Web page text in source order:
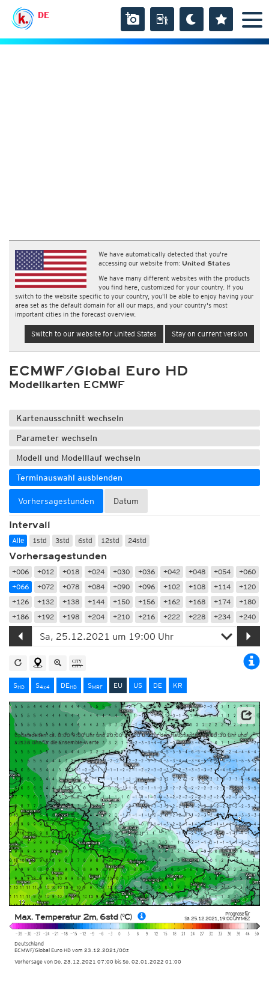
DE
We have automatically detected that you're
accessing our website from: United States
We have many different websites with the products
you find here, customized for your country. If you
switch to the website specific to your country, you'll be able to enjoy having your
area set as the default domain for all our maps, and your country's most
important cities in the forecast overview.
Switch to our website for United States Stay on current version
ECMWF/Global Euro HD
Modellkarten ECMWF
Kartenausschnitt wechseln
Parameter wechseln
Modell und Modelllauf wechseln
Terminauswahl ausblenden
Vorhersagestunden Datum
Intervall
Alle 1std 3std 6std 12std 24std
Vorhersagestunden
+006 +012 +018 +024 +030 +036 +042 +048 +054
+060
+066
+072 +078 +084 +090 +096 +102 +108 +114
+120
+126
+132 +138 +144 +150 +156 +162 +168 +174
+180
+186
+192 +198 +204 +210 +216 +222 +228 +234 +240
SHD S4x4 DEHD SMRF EU US DE KR
Prognose für
Sa. 25.12.2021,19:00 UhrMEZ
Deutschland
ECMWF/Global Euro HD vom 23.12.2021/00z
Max. Temperatur 2m, 6std (°C)
Updatezeiten: ca. 8:00-9:00 Uhr und 20:00-21:00 Uhr für den Hauptlauf sowie 10:30 Uhr und
22:30 Uhr für die Ensemble-Werte
Vorhersage von Do. 23.12.2021 07:00 bis So. 02.01.2022 01:00
Dieser Service basiert auf Daten und Produkten des Europäischen Zentrums für mittelfristige
Wettervorhersage (ECMWF)